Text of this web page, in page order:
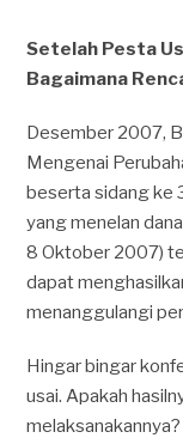
Setelah Pesta
Bagaimana
Desember 2007,
Mengenai
beserta sidang ke
yang menelan
8 Oktober 2007)
dapat
menanggulangi
Hingar bingar
usai. Apakah